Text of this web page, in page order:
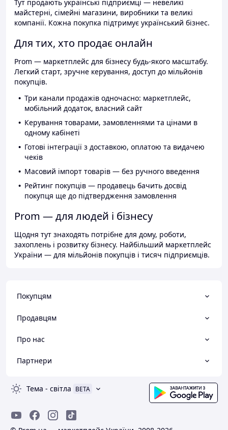
Тут продають українські підприємці — невеликі
майстерні, сімейні магазини, виробники та великі
компанії. Кожна покупка підтримує український бізнес.
Для тих, хто продає онлайн
Prom — маркетплейс для бізнесу будь-якого масштабу.
Легкий старт, зручне керування, доступ до мільйонів
покупців.
Три канали продажів одночасно: маркетплейс,
мобільний додаток, власний сайт
Керування товарами, замовленнями та цінами в
одному кабінеті
Готові інтеграції з доставкою, оплатою та видачею
чеків
Масовий імпорт товарів — без ручного введення
Рейтинг покупців — продавець бачить досвід
покупця ще до підтвердження замовлення
Prom — для людей і бізнесу
Щодня тут знаходять потрібне для дому, роботи,
захоплень і розвитку бізнесу. Найбільший маркетплейс
України — для мільйонів покупців і тисяч підприємців.
Покупцям
Продавцям
Про нас
Партнери
Тема - світла BETA